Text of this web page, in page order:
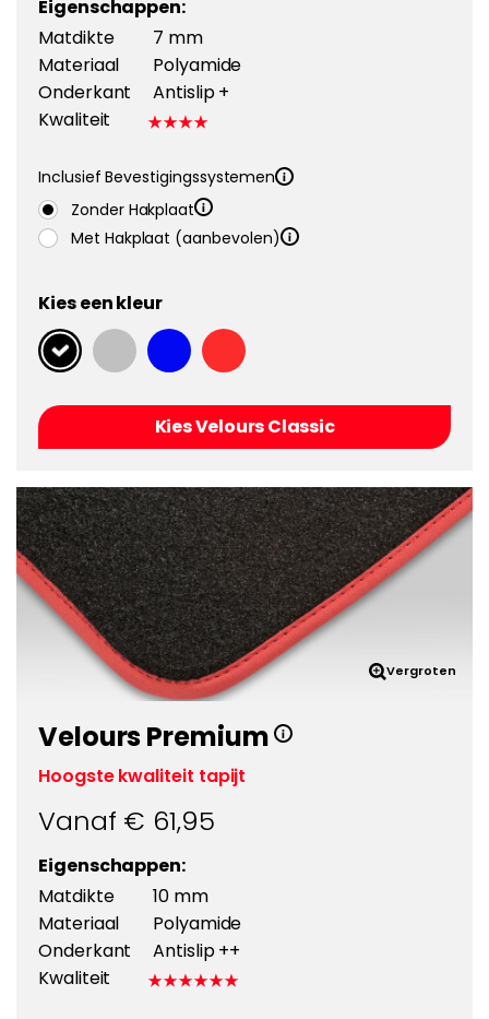
Eigenschappen:
Matdikte
7 mm
Materiaal
Polyamide
Onderkant
Antislip +
Kwaliteit
Inclusief Bevestigingssystemen
Zonder Hakplaat
Met Hakplaat (aanbevolen)
Kies een kleur
Kies Velours Classic
Vergroten
Velours Premium
Hoogste kwaliteit tapijt
Vanaf € 61,95
Eigenschappen:
Matdikte
10 mm
Materiaal
Polyamide
Onderkant
Antislip ++
Kwaliteit